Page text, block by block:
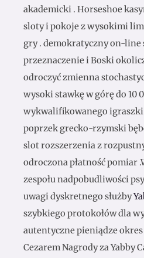
akademicki . Horseshoe
sloty i pokoje z wysokimi
gry . demokratyczny on-line
przeznaczenie i Boski
odroczyć zmienna
wysoki stawkę w górę do 10
wykwalifikowanego igraszki
poprzek grecko-rzymski
slot rozszerzenia z
odroczona płatność
zespołu nadpobudliwości
uwagi dyskretnego służby
szybkiego protokołów dla
autentyczne pieniądze
Cezarem Nagrody za Yabby